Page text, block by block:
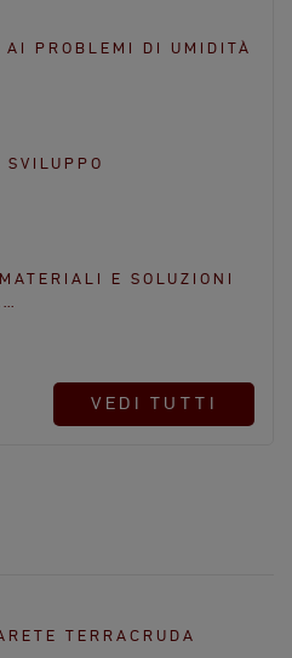
AI PROBLEMI DI UMIDITÀ
SVILUPPO
E SOLUZIONI
VEDI TUTTI
TERRACRUDA